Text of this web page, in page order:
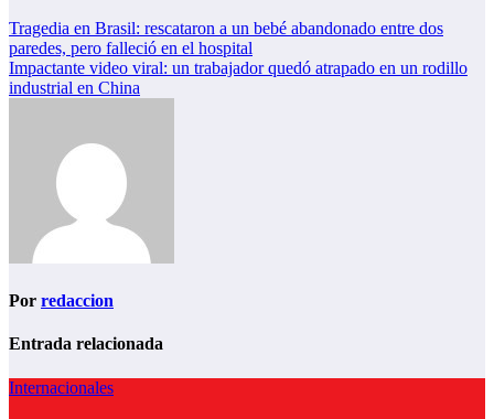
Navegación
de
entradas
Tragedia en Brasil: rescataron a un bebé abandonado entre dos
paredes, pero falleció en el hospital
Impactante video viral: un trabajador quedó atrapado en un rodillo
industrial en China
Por redaccion
Entrada relacionada
Internacionales